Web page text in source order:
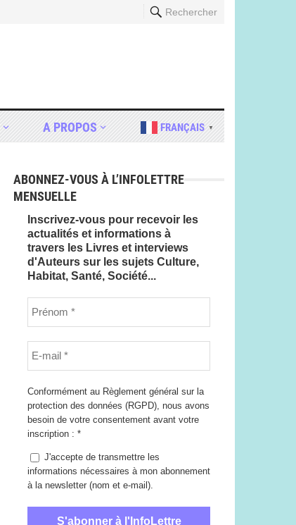
Rechercher
A PROPOS FRANÇAIS ▼
ABONNEZ-VOUS À L’INFOLETTRE
MENSUELLE
Inscrivez-vous pour recevoir les
actualités et informations à
travers les Livres et interviews
d'Auteurs sur les sujets Culture,
Habitat, Santé, Société...
Conformément au Règlement général sur la
protection des données (RGPD), nous avons
besoin de votre consentement avant votre
inscription : *
J'accepte de transmettre les
informations nécessaires à mon abonnement
à la newsletter (nom et e-mail).